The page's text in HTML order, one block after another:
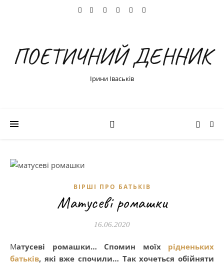
ПОЕТИЧНИЙ ДЕННИК
Ірини Іваськів
ВІРШІ ПРО БАТЬКІВ
Матусеві ромашки
16.06.2020
Матусеві ромашки… Спомин моїх рідненьких
батьків, які вже спочили… Так хочеться обійняти